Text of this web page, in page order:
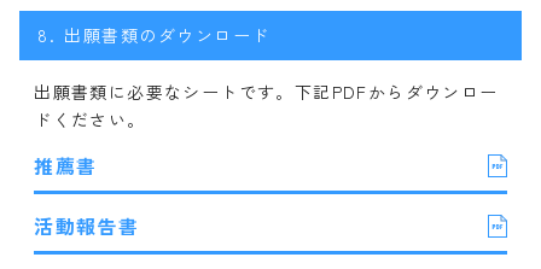
8. 出願書類のダウンロード
出願書類に必要なシートです。下記PDFからダウンロー
ドください。
推薦書
活動報告書